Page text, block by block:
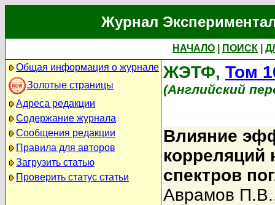
Журнал
НАЧАЛО ПОИСК
Общая информация о журнале
Золотые страницы
Адреса редакции
Содержание журнала
Сообщения редакции
Правила для авторов
Загрузить статью
Проверить статус статьи
ЖЭТФ, Том
(Английский
Влияние
корреляций
спектров
Аврамов П.В.